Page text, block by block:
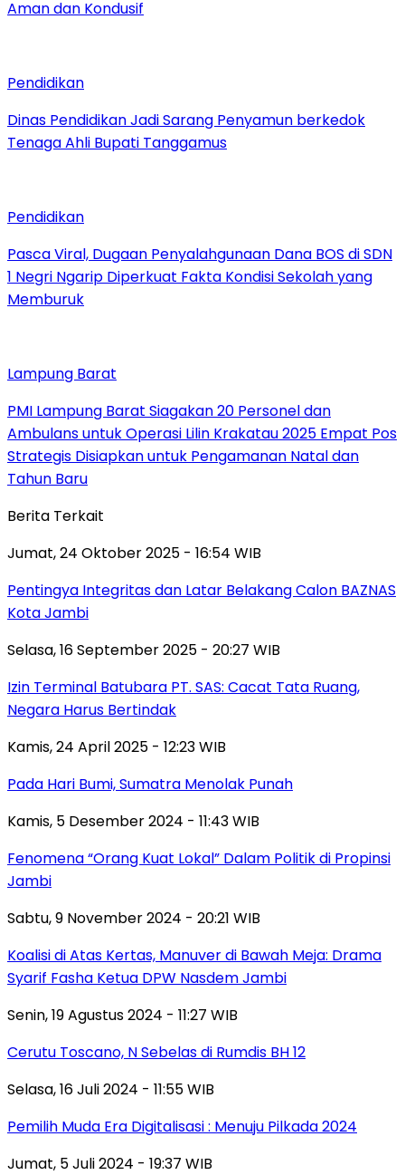
Aman dan Kondusif
Pendidikan
Dinas Pendidikan Jadi Sarang Penyamun berkedok
Tenaga Ahli Bupati Tanggamus
Pendidikan
Pasca Viral, Dugaan Penyalahgunaan Dana BOS di SDN
1 Negri Ngarip Diperkuat Fakta Kondisi Sekolah yang
Memburuk
Lampung Barat
PMI Lampung Barat Siagakan 20 Personel dan
Ambulans untuk Operasi Lilin Krakatau 2025 Empat Pos
Strategis Disiapkan untuk Pengamanan Natal dan
Tahun Baru
Berita Terkait
Jumat, 24 Oktober 2025 - 16:54 WIB
Pentingya Integritas dan Latar Belakang Calon BAZNAS
Kota Jambi
Selasa, 16 September 2025 - 20:27 WIB
Izin Terminal Batubara PT. SAS: Cacat Tata Ruang,
Negara Harus Bertindak
Kamis, 24 April 2025 - 12:23 WIB
Pada Hari Bumi, Sumatra Menolak Punah
Kamis, 5 Desember 2024 - 11:43 WIB
Fenomena “Orang Kuat Lokal” Dalam Politik di Propinsi
Jambi
Sabtu, 9 November 2024 - 20:21 WIB
Koalisi di Atas Kertas, Manuver di Bawah Meja: Drama
Syarif Fasha Ketua DPW Nasdem Jambi
Senin, 19 Agustus 2024 - 11:27 WIB
Cerutu Toscano, N Sebelas di Rumdis BH 12
Selasa, 16 Juli 2024 - 11:55 WIB
Pemilih Muda Era Digitalisasi : Menuju Pilkada 2024
Jumat, 5 Juli 2024 - 19:37 WIB